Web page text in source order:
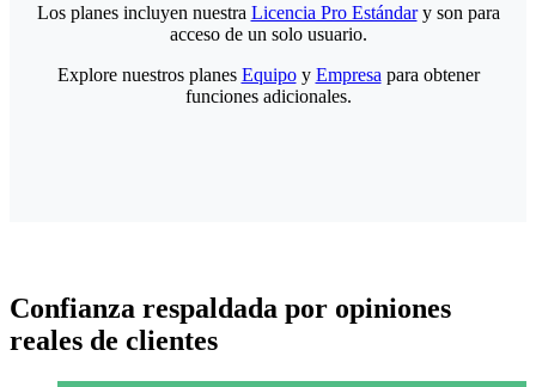
Los planes incluyen nuestra Licencia Pro Estándary son para
acceso de un solo usuario.
Explore nuestros planes Equipoy Empresa para obtener
funciones adicionales.
Confianza respaldada por opiniones
reales de clientes